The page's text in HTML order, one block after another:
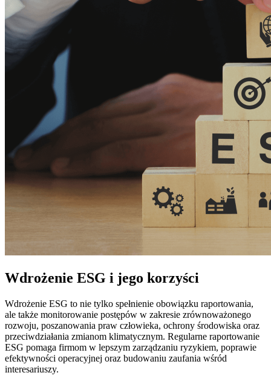
Wdrożenie ESG i jego korzyści
Wdrożenie ESG to nie tylko spełnienie obowiązku raportowania,
ale także monitorowanie postępów w zakresie zrównoważonego
rozwoju, poszanowania praw człowieka, ochrony środowiska oraz
przeciwdziałania zmianom klimatycznym. Regularne raportowanie
ESG pomaga firmom w lepszym zarządzaniu ryzykiem, poprawie
efektywności operacyjnej oraz budowaniu zaufania wśród
interesariuszy.